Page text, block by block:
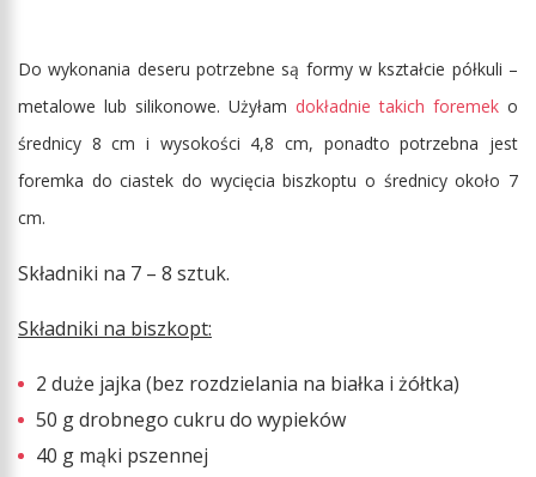
Do wykonania deseru potrzebne są formy w kształcie półkuli –
metalowe lub silikonowe. Użyłam dokładnie takich foremek o
średnicy 8 cm i wysokości 4,8 cm, ponadto potrzebna jest
foremka do ciastek do wycięcia biszkoptu o średnicy około 7
cm.
Składniki na 7 – 8 sztuk.
Składniki na biszkopt:
2 duże jajka (bez rozdzielania na białka i żółtka)
50 g drobnego cukru do wypieków
40 g mąki pszennej